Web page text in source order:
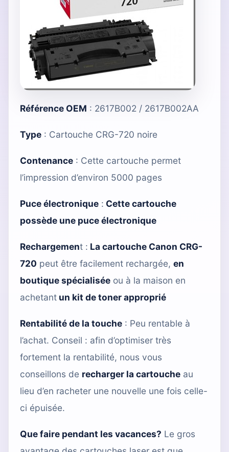
Référence OEM : 2617B002 / 2617B002AA
Type : Cartouche CRG-720 noire
Contenance : Cette cartouche permet
l’impression d’environ 5000 pages
Puce électronique : Cette cartouche
possède une puce électronique
Rechargement : La cartouche Canon CRG-
720 peut être facilement rechargée, en
boutique spécialisée ou à la maison en
achetant un kit de toner approprié
Rentabilité de la touche : Peu rentable à
l’achat. Conseil : afin d’optimiser très
fortement la rentabilité, nous vous
conseillons de recharger la cartouche au
lieu d’en racheter une nouvelle une fois celle-
ci épuisée.
Que faire pendant les vacances? Le gros